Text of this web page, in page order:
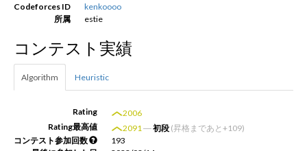
新規登録
Codeforces ID
kenkoooo
所属
estie
コンテスト実績
Algorithm Heuristic
Rating
2006
Rating最高値
2091 ―初段 (昇格まであと+109)
コンテスト参加回数
193